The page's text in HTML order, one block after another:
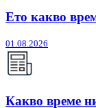
Ето какво
01.08.2026
Какво време